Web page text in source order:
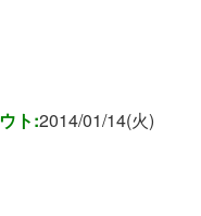
ト:2014/01/14(火)